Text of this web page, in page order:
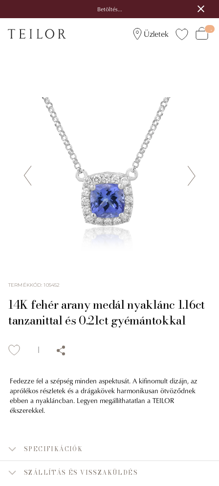
Betöltés...
Üzletek
TERMÉKKÓD:105452
14K fehér arany medál nyaklánc 1.16ct
tanzanittal és 0.21ct gyémántokkal
Fedezze fel a szépség minden aspektusát. A kifinomult dizájn, az
aprólékos részletek és a drágakövek harmonikusan ötvöződnek
ebben a nyakláncban. Legyen megállíthatatlan a TEILOR
ékszerekkel.
SPECIFIKÁCIÓK
SZÁLLÍTÁS ÉS VISSZAKÜLDÉS